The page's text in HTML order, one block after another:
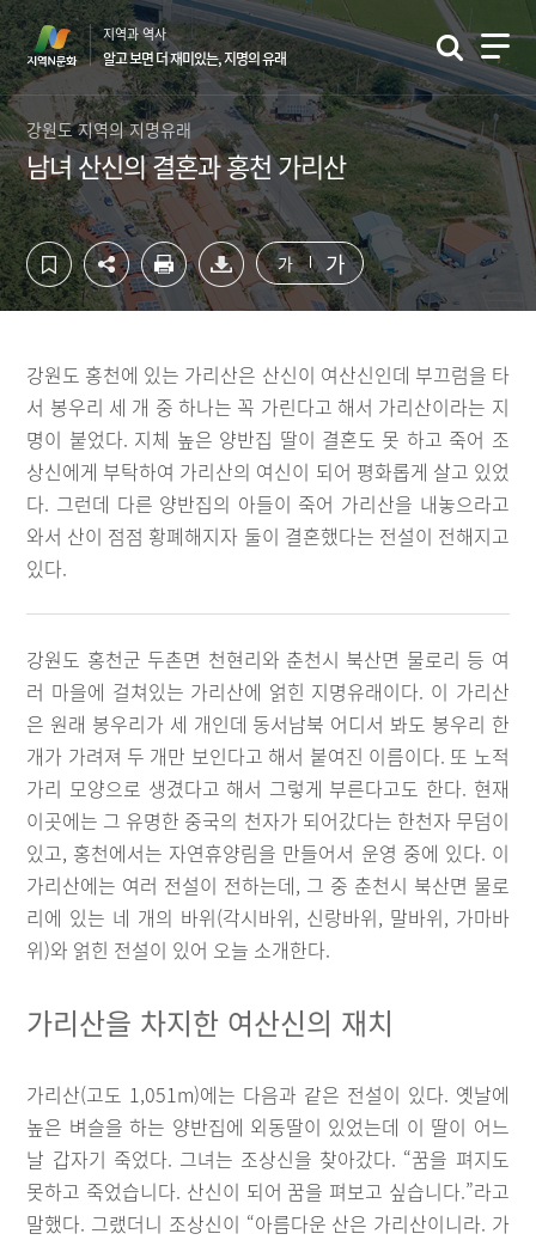
컨
텐
츠
영
역
바
로
가
기
하
단
영
역
바
로
가
기
지역과 역사
알고 보면 더 재미있는, 지명의 유래
강원도 지역의 지명유래
남녀 산신의 결혼과 홍천 가리산
가 가
강원도 홍천에 있는 가리산은 산신이 여산신인데 부끄럼을 타
서 봉우리 세 개 중 하나는 꼭 가린다고 해서 가리산이라는 지
명이 붙었다. 지체 높은 양반집 딸이 결혼도 못 하고 죽어 조
상신에게 부탁하여 가리산의 여신이 되어 평화롭게 살고 있었
다. 그런데 다른 양반집의 아들이 죽어 가리산을 내놓으라고
와서 산이 점점 황폐해지자 둘이 결혼했다는 전설이 전해지고
있다.
강원도 홍천군 두촌면 천현리와 춘천시 북산면 물로리 등 여
러 마을에 걸쳐있는 가리산에 얽힌 지명유래이다. 이 가리산
은 원래 봉우리가 세 개인데 동서남북 어디서 봐도 봉우리 한
개가 가려져 두 개만 보인다고 해서 붙여진 이름이다. 또 노적
가리 모양으로 생겼다고 해서 그렇게 부른다고도 한다. 현재
이곳에는 그 유명한 중국의 천자가 되어갔다는 한천자 무덤이
있고, 홍천에서는 자연휴양림을 만들어서 운영 중에 있다. 이
가리산에는 여러 전설이 전하는데, 그 중 춘천시 북산면 물로
리에 있는 네 개의 바위(각시바위, 신랑바위, 말바위, 가마바
위)와 얽힌 전설이 있어 오늘 소개한다.
가리산을 차지한 여산신의 재치
가리산(고도 1,051m)에는 다음과 같은 전설이 있다. 옛날에
높은 벼슬을 하는 양반집에 외동딸이 있었는데 이 딸이 어느
날 갑자기 죽었다. 그녀는 조상신을 찾아갔다. “꿈을 펴지도
못하고 죽었습니다. 산신이 되어 꿈을 펴보고 싶습니다.”라고
말했다. 그랬더니 조상신이 “아름다운 산은 가리산이니라. 가